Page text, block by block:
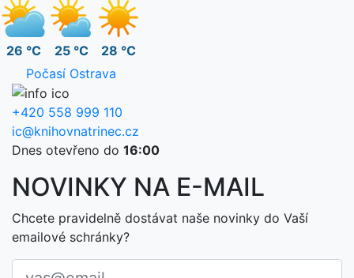
26 °C 25 °C
28 °C
Počasí Ostrava
+420 558 999 110
ic@knihovnatrinec.cz
Dnes otevřeno do 16:00
NOVINKY NA E-MAIL
Chcete pravidelně dostávat naše novinky do Vaší
emailové schránky?